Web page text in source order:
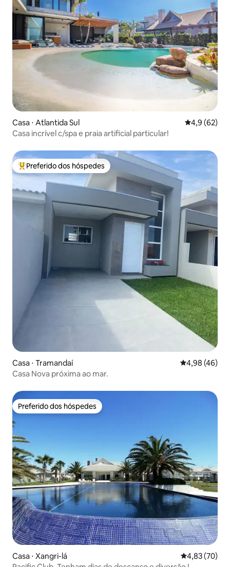
Casa ⋅ Atlantida Sul 4,9 de uma
4,9 (62)
Casa incrível c/spa e praia artificial particular!
Entre os melhores preferidos dos hóspedes
Preferido dos hóspedes
Casa ⋅ Tramandaí 4,98 de uma
4,98 (46)
Casa Nova próxima ao mar.
Preferido dos hóspedes
Preferido dos hóspedes
Casa ⋅ Xangri-lá 4,83 de uma
4,83 (70)